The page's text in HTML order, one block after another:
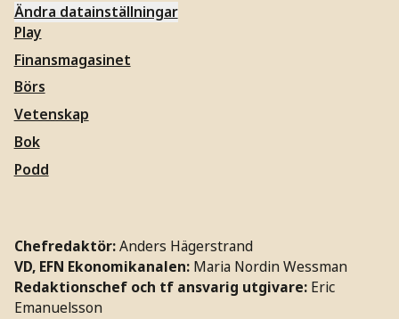
Ändra datainställningar
Play
Finansmagasinet
Börs
Vetenskap
Bok
Podd
Chefredaktör:Anders Hägerstrand
VD, EFN Ekonomikanalen: Maria Nordin Wessman
Redaktionschef och tf ansvarig utgivare: Eric
Emanuelsson